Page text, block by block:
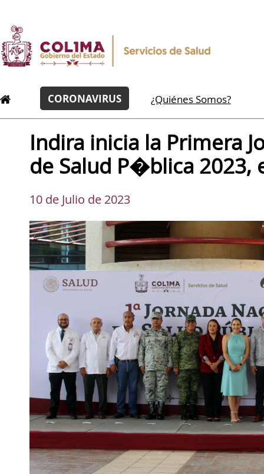
CORONAVIRUS ¿Quiénes Somos?
Indira inicia la Primera
de Salud P�blica 2023,
10 de Julio de 2023